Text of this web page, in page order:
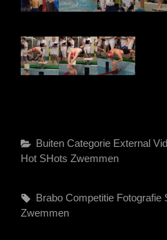
Categories
Buiten Categorie External
Hot SHots Zwemmen
Tags,
Brabo Competitie Fotografie
Zwemmen